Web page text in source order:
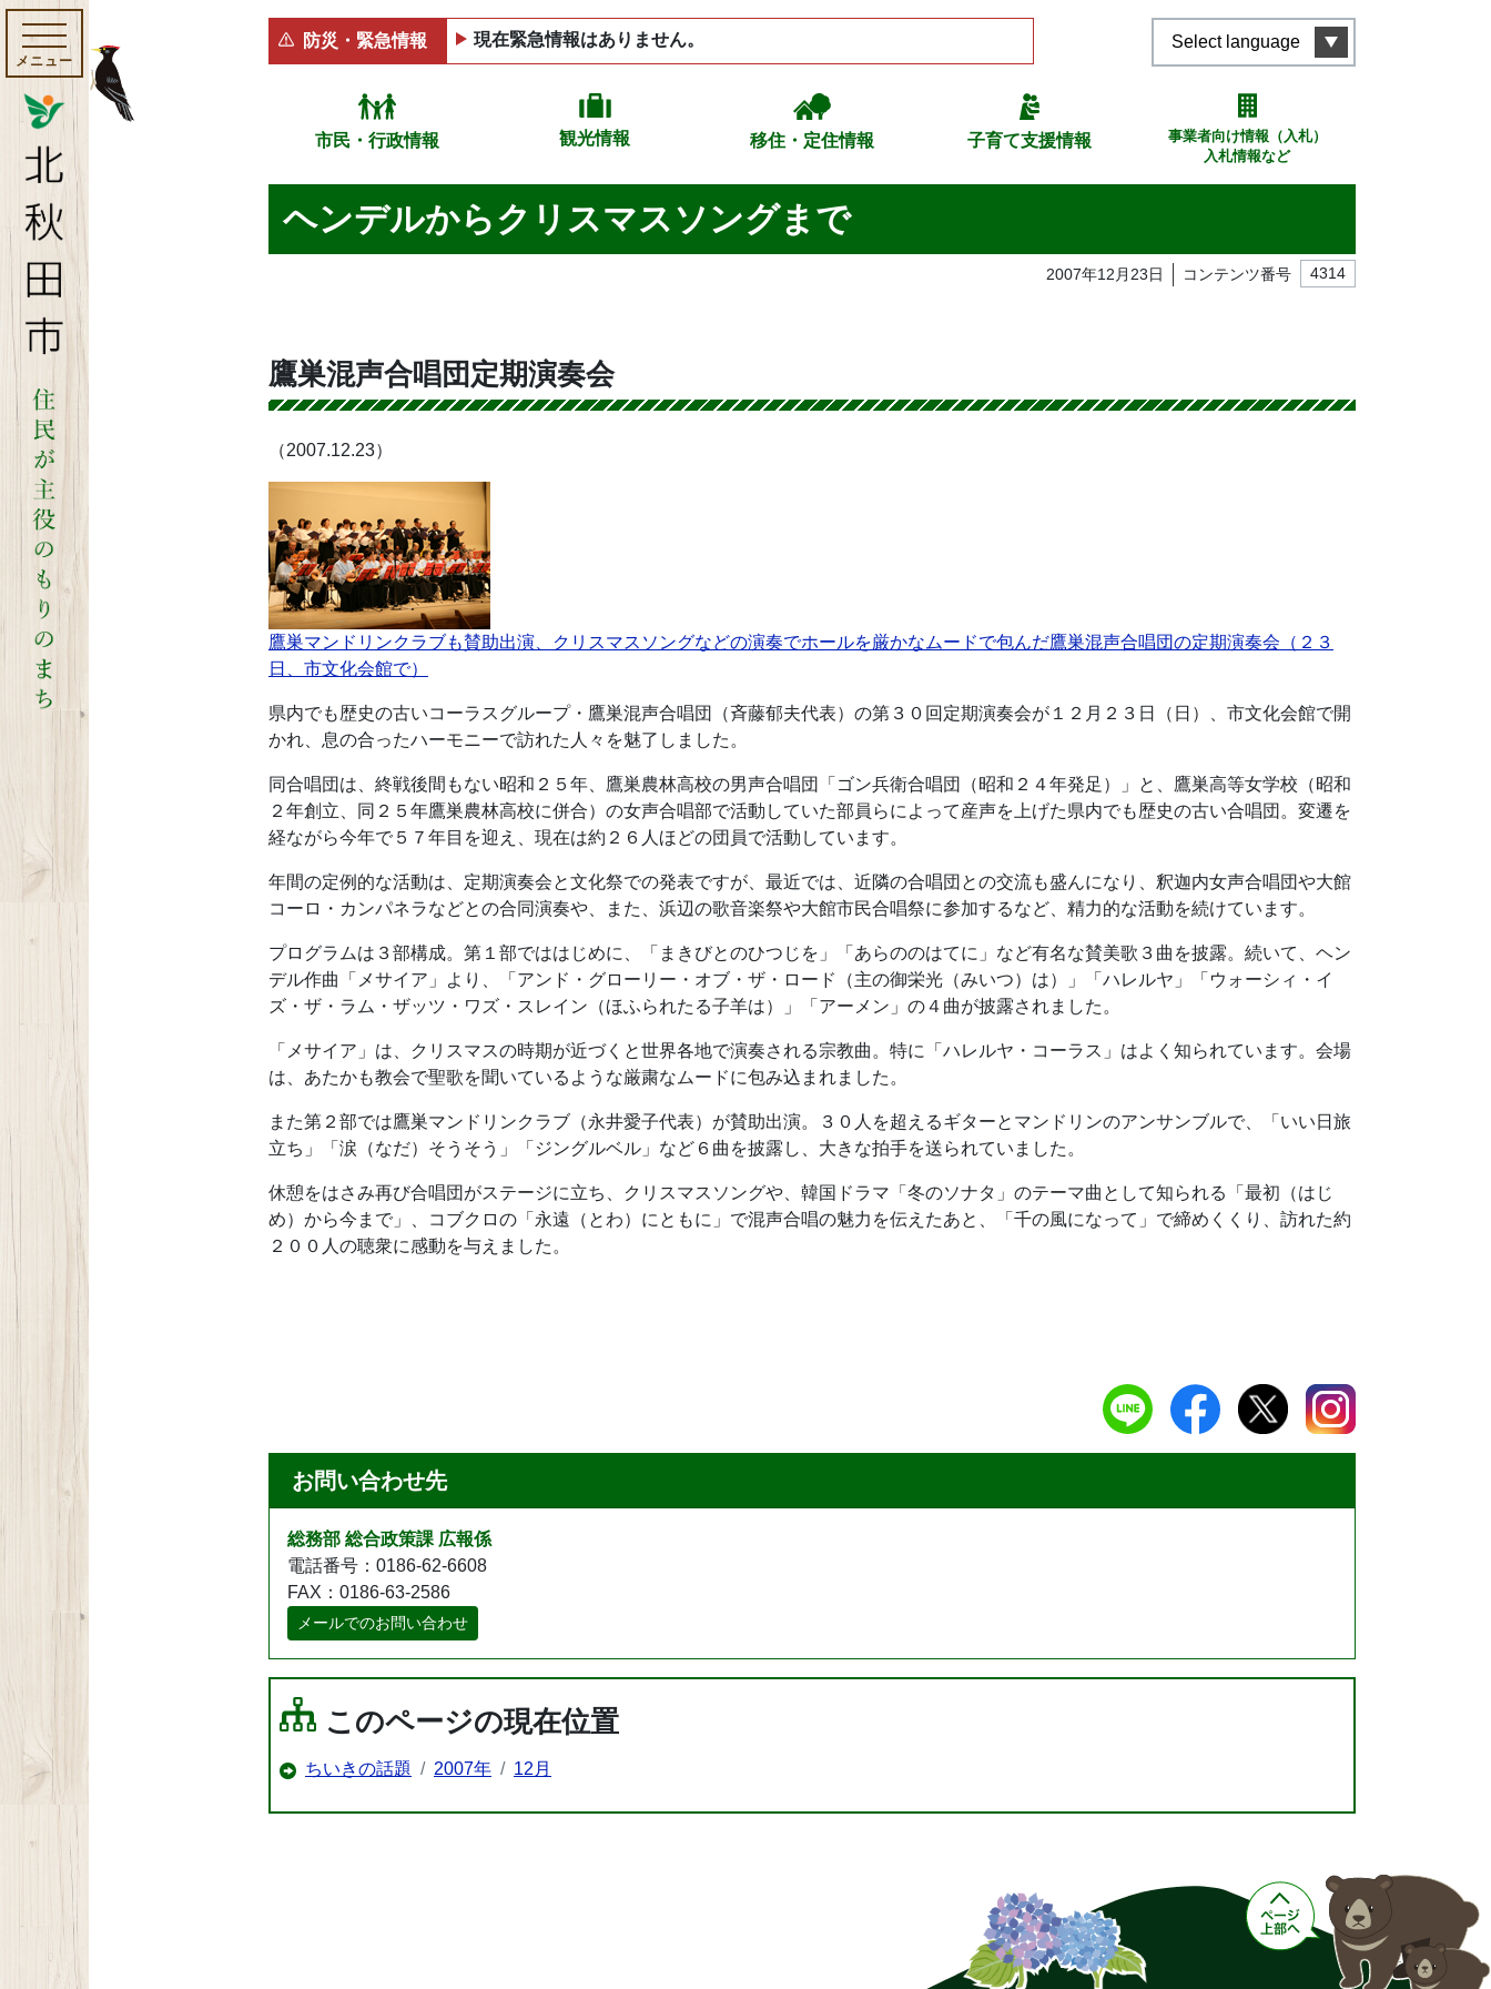
メニュー
防災・緊急情報 現在緊急情報はありません。 Select language
市民・行政情報 観光情報 移住・定住情報 子育て支援情報
事業者向け情報（入札）
入札情報など
ヘンデルからクリスマスソングまで
2007年12月23日 コンテンツ番号 4314
鷹巣混声合唱団定期演奏会
（2007.12.23）
鷹巣マンドリンクラブも賛助出演、クリスマスソングなどの演奏でホールを厳かなムードで包んだ鷹巣混声合唱団の定期演奏会（２３
日、市文化会館で）
県内でも歴史の古いコーラスグループ・鷹巣混声合唱団（斉藤郁夫代表）の第３０回定期演奏会が１２月２３日（日）、市文化会館で開
かれ、息の合ったハーモニーで訪れた人々を魅了しました。
同合唱団は、終戦後間もない昭和２５年、鷹巣農林高校の男声合唱団「ゴン兵衛合唱団（昭和２４年発足）」と、鷹巣高等女学校（昭和
２年創立、同２５年鷹巣農林高校に併合）の女声合唱部で活動していた部員らによって産声を上げた県内でも歴史の古い合唱団。変遷を
経ながら今年で５７年目を迎え、現在は約２６人ほどの団員で活動しています。
年間の定例的な活動は、定期演奏会と文化祭での発表ですが、最近では、近隣の合唱団との交流も盛んになり、釈迦内女声合唱団や大館
コーロ・カンパネラなどとの合同演奏や、また、浜辺の歌音楽祭や大館市民合唱祭に参加するなど、精力的な活動を続けています。
プログラムは３部構成。第１部でははじめに、「まきびとのひつじを」「あらののはてに」など有名な賛美歌３曲を披露。続いて、ヘン
デル作曲「メサイア」より、「アンド・グローリー・オブ・ザ・ロード（主の御栄光（みいつ）は）」「ハレルヤ」「ウォーシィ・イ
ズ・ザ・ラム・ザッツ・ワズ・スレイン（ほふられたる子羊は）」「アーメン」の４曲が披露されました。
「メサイア」は、クリスマスの時期が近づくと世界各地で演奏される宗教曲。特に「ハレルヤ・コーラス」はよく知られています。会場
は、あたかも教会で聖歌を聞いているような厳粛なムードに包み込まれました。
また第２部では鷹巣マンドリンクラブ（永井愛子代表）が賛助出演。３０人を超えるギターとマンドリンのアンサンブルで、「いい日旅
立ち」「涙（なだ）そうそう」「ジングルベル」など６曲を披露し、大きな拍手を送られていました。
休憩をはさみ再び合唱団がステージに立ち、クリスマスソングや、韓国ドラマ「冬のソナタ」のテーマ曲として知られる「最初（はじ
め）から今まで」、コブクロの「永遠（とわ）にともに」で混声合唱の魅力を伝えたあと、「千の風になって」で締めくくり、訪れた約
２００人の聴衆に感動を与えました。
お問い合わせ先
総務部 総合政策課 広報係
電話番号：0186-62-6608
FAX：0186-63-2586
メールでのお問い合わせ
このページの現在位置
ちいきの話題 2007年 12月